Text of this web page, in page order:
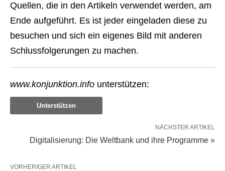
Quellen, die in den Artikeln verwendet werden, am
Ende aufgeführt. Es ist jeder eingeladen diese zu
besuchen und sich ein eigenes Bild mit anderen
Schlussfolgerungen zu machen.
www.konjunktion.info unterstützen:
Unterstützen
NÄCHSTER ARTIKEL
Digitalisierung: Die Weltbank und ihre Programme »
VORHERIGER ARTIKEL